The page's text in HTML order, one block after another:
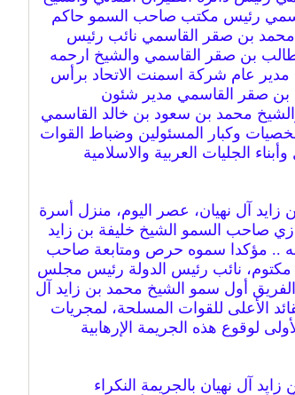
رئيس مكتب صاحب السمو حاكم
محمد بن صقر القاسمي نائب رئيس
بن صقر القاسمي والشيخ ارحمه
عام شركة اسمنت الاتحاد برأس
بن صقر القاسمي مدير شئون
والشيخ محمد بن سعود بن خالد القاسمي
وكبار المسئولين وضباط القوات
الجليات العربية والاسلامية
آل نهيان، عصر اليوم، منزل أسرة
صاحب السمو الشيخ خليفة بن زايد
.. مؤكدا سموه حرص ومتابعة صاحب
نائب رئيس الدولة رئيس مجلس
أول سمو الشيخ محمد بن زايد آل
الأعلى للقوات المسلحة، لمجريات
لوقوع هذه الجريمة الإرهابية
آل نهيان بالجريمة النكراء